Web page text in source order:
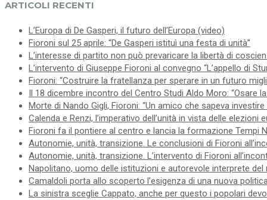
ARTICOLI RECENTI
L’Europa di De Gasperi, il futuro dell’Europa (video)
Fioroni sul 25 aprile: “De Gasperi istituì una festa di unità”
L’interesse di partito non può prevaricare la libertà di
L’intervento di Giuseppe Fioroni al convegno “L’appello di
Fioroni: “Costruire la fratellanza per sperare in un futuro
Il 18 dicembre incontro del Centro Studi Aldo Moro: “Osare
Morte di Nando Gigli, Fioroni: “Un amico che sapeva investire
Calenda e Renzi, l’imperativo dell’unità in vista delle elezioni
Fioroni fa il pontiere al centro e lancia la formazione Tempi
Autonomie, unità, transizione. Le conclusioni di Fioroni
Autonomie, unità, transizione. L’intervento di Fioroni
Napolitano, uomo delle istituzioni e autorevole interprete
Camaldoli porta allo scoperto l’esigenza di una nuova
La sinistra sceglie Cappato, anche per questo i popolari